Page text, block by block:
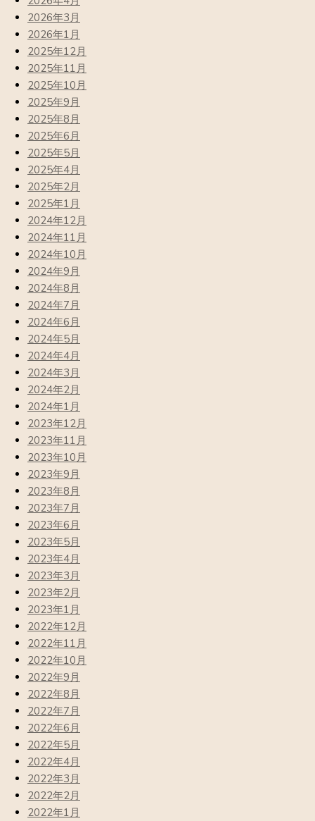
2026年3月
2026年1月
2025年12月
2025年11月
2025年10月
2025年9月
2025年8月
2025年6月
2025年5月
2025年4月
2025年2月
2025年1月
2024年12月
2024年11月
2024年10月
2024年9月
2024年8月
2024年7月
2024年6月
2024年5月
2024年4月
2024年3月
2024年2月
2024年1月
2023年12月
2023年11月
2023年10月
2023年9月
2023年8月
2023年7月
2023年6月
2023年5月
2023年4月
2023年3月
2023年2月
2023年1月
2022年12月
2022年11月
2022年10月
2022年9月
2022年8月
2022年7月
2022年6月
2022年5月
2022年4月
2022年3月
2022年2月
2022年1月